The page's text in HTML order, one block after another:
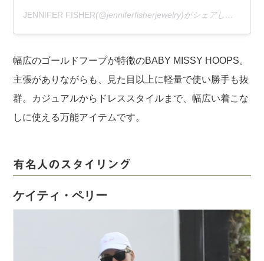
JENNIFER FISHER(@jenniferfisherjewelry)がシェアした投稿 –
幅広のゴールドフープが特徴のBABY MISSY HOOPS。
主張がありながらも、見た目以上に軽量で使い勝手も抜
群。カジュアルからドレススタイルまで、幅広い着こな
しに使える万能アイテムです。
有名人のスタイリング
ケイティ・ペリー